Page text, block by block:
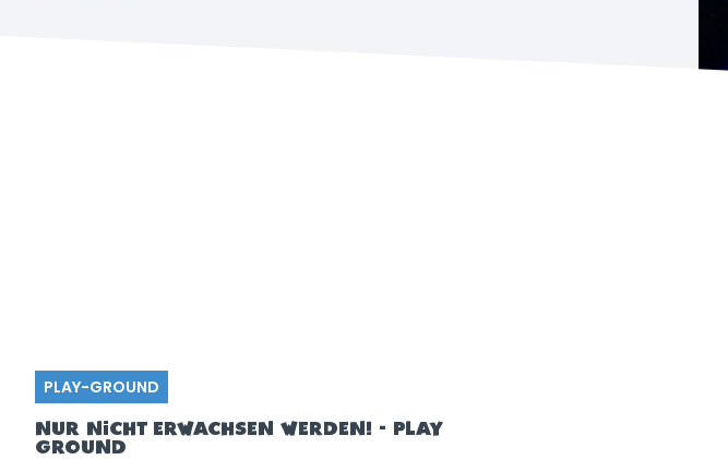
PLAY-GROUND
NUR NICHT ERWACHSEN WERDEN! - PLAY
GROUND